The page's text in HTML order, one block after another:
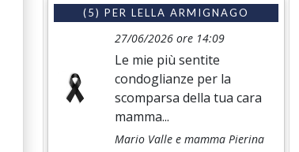
(5) PER LELLA ARMIGNAGO
27/06/2026 ore 14:09
Le mie più sentite
condoglianze per la
scomparsa della tua cara
mamma...
Mario Valle e mamma Pierina